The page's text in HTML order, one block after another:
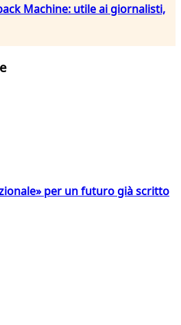
Machine: utile ai giornalisti,
per un futuro già scritto